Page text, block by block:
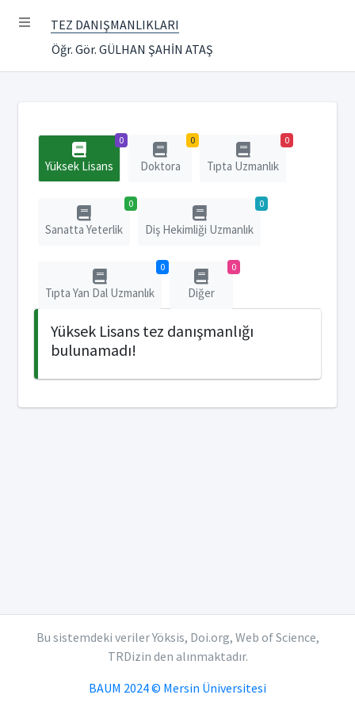
TEZ DANIŞMANLIKLARI
Öğr. Gör. GÜLHAN ŞAHİN ATAŞ
0
Yüksek Lisans
0
Doktora
0
Tıpta Uzmanlık
0
Sanatta Yeterlik
0
Diş Hekimliği Uzmanlık
0
Tıpta Yan Dal Uzmanlık
0
Diğer
Yüksek Lisans tez danışmanlığı
bulunamadı!
Bu sistemdeki veriler Yöksis, Doi.org, Web of Science,
TRDizin den alınmaktadır.
BAUM 2024 © Mersin Üniversitesi